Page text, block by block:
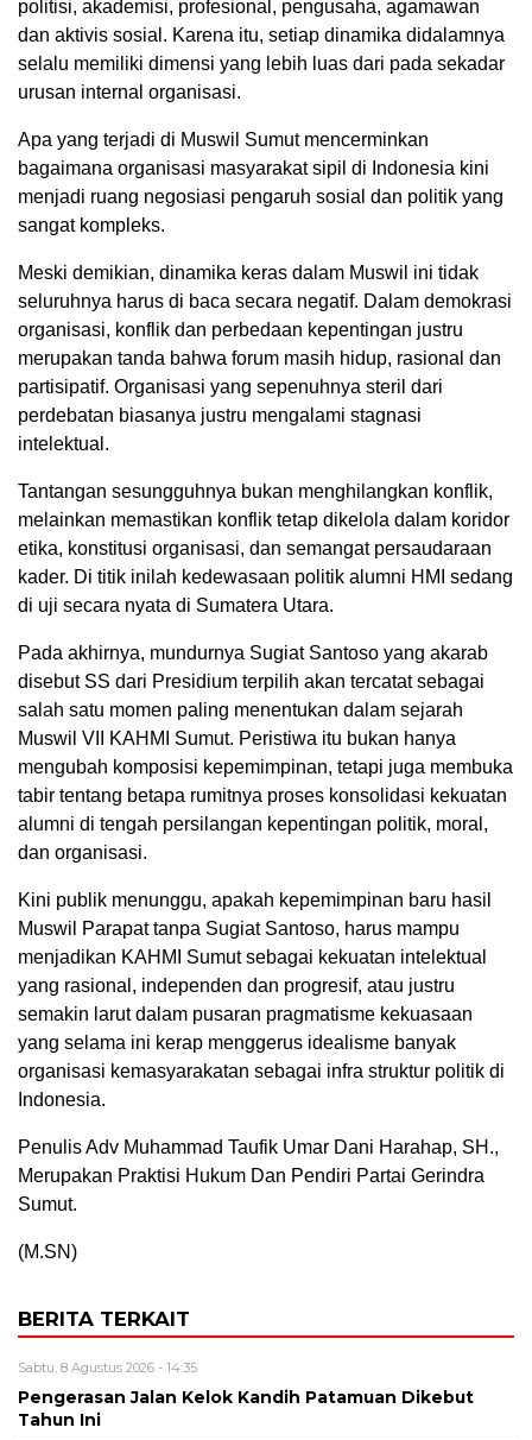
politisi, akademisi, profesional, pengusaha, agamawan
dan aktivis sosial. Karena itu, setiap dinamika didalamnya
selalu memiliki dimensi yang lebih luas dari pada sekadar
urusan internal organisasi.
Apa yang terjadi di Muswil Sumut mencerminkan
bagaimana organisasi masyarakat sipil di Indonesia kini
menjadi ruang negosiasi pengaruh sosial dan politik yang
sangat kompleks.
Meski demikian, dinamika keras dalam Muswil ini tidak
seluruhnya harus di baca secara negatif. Dalam demokrasi
organisasi, konflik dan perbedaan kepentingan justru
merupakan tanda bahwa forum masih hidup, rasional dan
partisipatif. Organisasi yang sepenuhnya steril dari
perdebatan biasanya justru mengalami stagnasi
intelektual.
Tantangan sesungguhnya bukan menghilangkan konflik,
melainkan memastikan konflik tetap dikelola dalam koridor
etika, konstitusi organisasi, dan semangat persaudaraan
kader. Di titik inilah kedewasaan politik alumni HMI sedang
di uji secara nyata di Sumatera Utara.
Pada akhirnya, mundurnya Sugiat Santoso yang akarab
disebut SS dari Presidium terpilih akan tercatat sebagai
salah satu momen paling menentukan dalam sejarah
Muswil VII KAHMI Sumut. Peristiwa itu bukan hanya
mengubah komposisi kepemimpinan, tetapi juga membuka
tabir tentang betapa rumitnya proses konsolidasi kekuatan
alumni di tengah persilangan kepentingan politik, moral,
dan organisasi.
Kini publik menunggu, apakah kepemimpinan baru hasil
Muswil Parapat tanpa Sugiat Santoso, harus mampu
menjadikan KAHMI Sumut sebagai kekuatan intelektual
yang rasional, independen dan progresif, atau justru
semakin larut dalam pusaran pragmatisme kekuasaan
yang selama ini kerap menggerus idealisme banyak
organisasi kemasyarakatan sebagai infra struktur politik di
Indonesia.
Penulis Adv Muhammad Taufik Umar Dani Harahap, SH.,
Merupakan Praktisi Hukum Dan Pendiri Partai Gerindra
Sumut.
(M.SN)
BERITA TERKAIT
Sabtu, 8 Agustus 2026 - 14:35
Pengerasan Jalan Kelok Kandih Patamuan Dikebut
Tahun Ini